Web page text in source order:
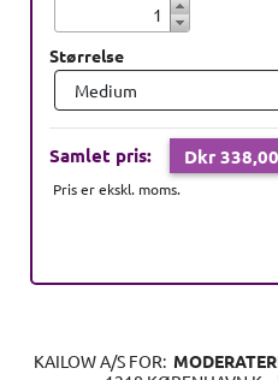
Størrelse
Samlet pris: Dkr 338,00
Pris er ekskl. moms.
KAILOW A/S FOR: